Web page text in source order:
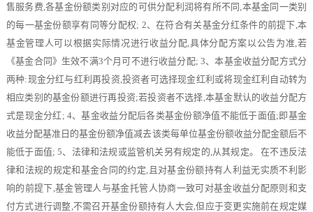
售服务费,各基金份额类别对应的可供分配利润将有所不同,本基金同一类别
的每一基金份额享有同等分配权; 2、在符合有关基金分红条件的前提下,本
基金管理人可以根据实际情况进行收益分配,具体分配方案以公告为准,若
《基金合同》生效不满3个月可不进行收益分配; 3、本基金收益分配方式分
两种:现金分红与红利再投资,投资者可选择现金红利或将现金红利自动转为
相应类别的基金份额进行再投资;若投资者不选择,本基金默认的收益分配方
式是现金分红; 4、基金收益分配后各类基金份额净值不能低于面值;即基金
收益分配基准日的基金份额净值减去该类每单位基金份额收益分配金额后不
能低于面值; 5、法律和法规或监管机关另有规定的,从其规定。 在不违反法
律和法规的规定和基金合同的约定,且对基金份额持有人利益无实质不利影
响的前提下,基金管理人与基金托管人协商一致可对基金收益分配原则和支
付方式进行调整,不需召开基金份额持有人大会,但应于变更实施前在规定媒